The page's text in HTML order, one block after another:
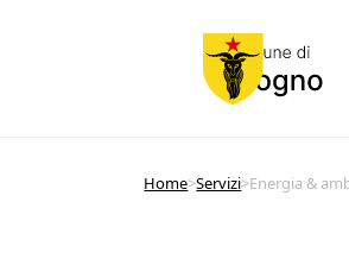
Home>Servizi>Energia &